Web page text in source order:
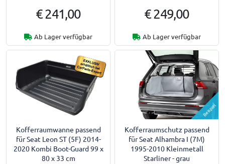
€ 241,00
Ab Lager verfügbar
€ 249,00
Ab Lager verfügbar
Kofferraumwanne passend
für Seat Leon ST (5F) 2014-
2020 Kombi Boot-Guard 99 x
80 x 33 cm
Beispiel
Kofferraumschutz passend
für Seat Alhambra I (7M)
1995-2010 Kleinmetall
Starliner - grau